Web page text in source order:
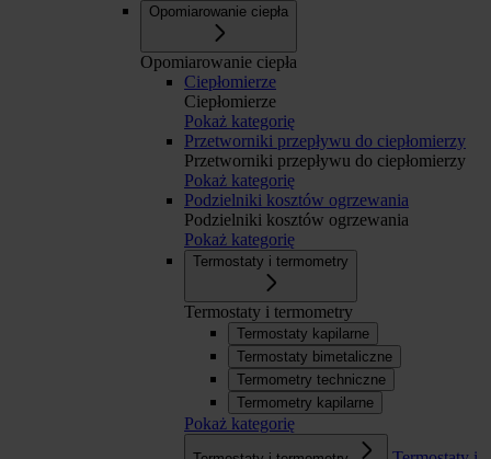
Opomiarowanie ciepła
Opomiarowanie ciepła
Ciepłomierze
Ciepłomierze
Pokaż kategorię
Przetworniki przepływu do ciepłomierzy
Przetworniki przepływu do ciepłomierzy
Pokaż kategorię
Podzielniki kosztów ogrzewania
Podzielniki kosztów ogrzewania
Pokaż kategorię
Termostaty i termometry
Termostaty i termometry
Termostaty kapilarne
Termostaty bimetaliczne
Termometry techniczne
Termometry kapilarne
Pokaż kategorię